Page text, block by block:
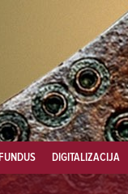
DIGITALIZACIJA